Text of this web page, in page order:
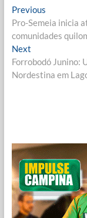
Navegação
de
Post
PreviousPrevious
post:
Pro-Semeia inicia
comunidades
NextNext
post:
Forrobodó Junino:
Nordestina em